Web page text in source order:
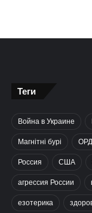
Теги
Война в Украине
Магнітні бурі
Россия США
агрессия России
езотерика